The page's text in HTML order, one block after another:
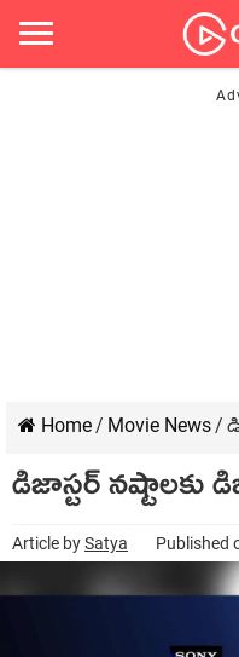
Home/ Movie News/
డిజాస్టర్ నష్టాలకు
Article bySatya Published